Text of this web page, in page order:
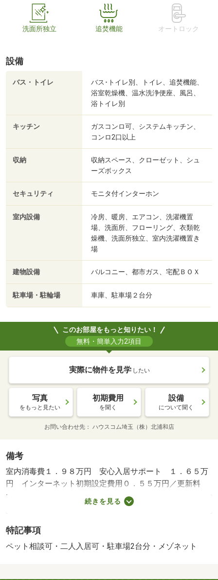
洗面所独立 追焚機能 オートロック
設備
バス・トイレ
バス･トイレ別、トイレ、追焚機能、
浴室乾燥機、温水洗浄便座、風呂、
浴トイレ別
キッチン
ガスコンロ可、システムキッチン、
コンロ2口以上
収納
収納スペース、クローゼット、シュ
ーズボックス
セキュリティ モニタ付インターホン
室内設備
冷房、暖房、エアコン、洗濯機置
場、洗面所、フローリング、衣類乾
燥機、洗面所独立、室内洗濯機置き
場
建物設備 バルコニー、都市ガス、宅配ＢＯＸ
駐車場・駐輪場 車庫、駐車場２台分
このお部屋をもっと知りたい！
無料・簡単入力2項目
実際に物件を見学 したい
写真
をもっと見たい
初期費用
を聞く
設備
について聞く
お問い合わせ先 ハウスコム埼玉（株）北浦和店
備考
室内消毒費１．９８万円 安心入居サポート １．６５万
円 インターネット初期設定費用０．５５万円／更新料
新賃料１．００ヶ月分 室内清掃費用 １３２０００円／
保証会社利用必：初回保証料：月額総賃料１００％（※最
／二人入居可／子供可／ペット相談／※宅内配線のみ・固
定電話・ＦＡＸ・インターネット引込の際は契約前に要連
続きを見る
特記事項
ペット相談可・二人入居可・駐車場2台分・メゾネット